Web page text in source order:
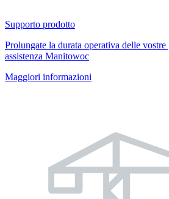
Supporto prodotto
Prolungate la durata operativa delle
assistenza Manitowoc
Maggiori informazioni